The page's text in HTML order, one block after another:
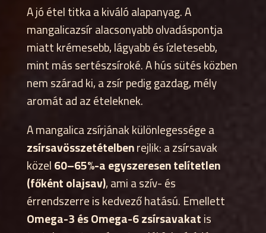
A jó étel titka a kiváló alapanyag. A
mangalicazsír alacsonyabb olvadáspontja
miatt krémesebb, lágyabb és ízletesebb,
mint más sertészsíroké. A hús sütés közben
nem szárad ki, a zsír pedig gazdag, mély
aromát ad az ételeknek.
A mangalica zsírjának különlegessége a
zsírsavösszetételbenrejlik: a zsírsavak
közel60–65%-a egyszeresen telítetlen
(főként olajsav), ami a szív- és
érrendszerre is kedvező hatású. Emellett
Omega-3 és Omega-6 zsírsavakatis